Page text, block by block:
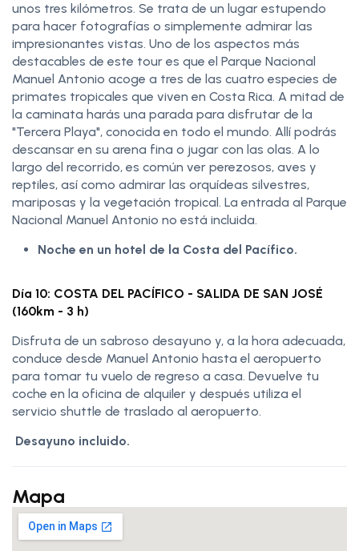
unos tres kilómetros. Se trata de un lugar estupendo
para hacer fotografías o simplemente admirar las
impresionantes vistas. Uno de los aspectos más
destacables de este tour es que el Parque Nacional
Manuel Antonio acoge a tres de las cuatro especies de
primates tropicales que viven en Costa Rica. A mitad de
la caminata harás una parada para disfrutar de la
"Tercera Playa", conocida en todo el mundo. Allí podrás
descansar en su arena fina o jugar con las olas. A lo
largo del recorrido, es común ver perezosos, aves y
reptiles, así como admirar las orquídeas silvestres,
mariposas y la vegetación tropical. La entrada al Parque
Nacional Manuel Antonio no está incluida.
Noche en un hotel de la Costa del Pacífico.
Día 10: COSTA DEL PACÍFICO - SALIDA DE SAN JOSÉ
(160km - 3 h)
Disfruta de un sabroso desayuno y, a la hora adecuada,
conduce desde Manuel Antonio hasta el aeropuerto
para tomar tu vuelo de regreso a casa. Devuelve tu
coche en la oficina de alquiler y después utiliza el
servicio shuttle de traslado al aeropuerto.
Desayuno incluido.
Mapa